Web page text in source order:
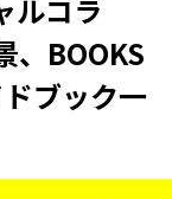
ルコラ
、BOOKS
ブック一